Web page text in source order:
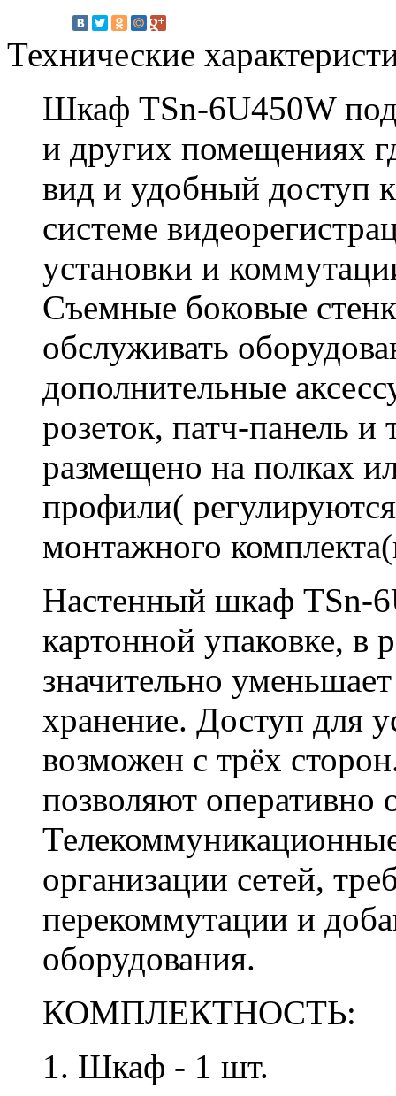
Технические
Шкаф TSn-6U450W
и других помещениях
вид и удобный доступ
системе
установки и
Съемные боковые
обслуживать
дополнительные
розеток, патч-панель
размещено на полках
профили(
монтажного
Настенный шкаф TSn-
картонной упаковке, в
значительно
хранение. Доступ для
возможен с трёх
позволяют оперативно
организации сетей,
перекоммутации и
оборудования.
КОМПЛЕКТНОСТЬ:
1. Шкаф - 1 шт.